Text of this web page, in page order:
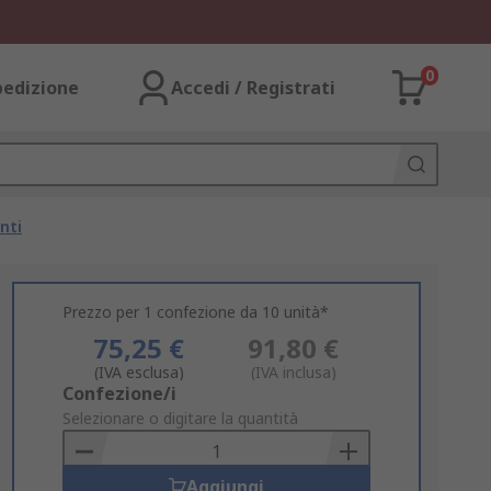
Accedi / Registrati
0
Prezzo per 1 confezione da 10 unità*
75,25 €
(IVA esclusa)
91,80 €
(IVA inclusa)
Add
to
Basket
Confezione/i
Selezionare o digitare la quantità